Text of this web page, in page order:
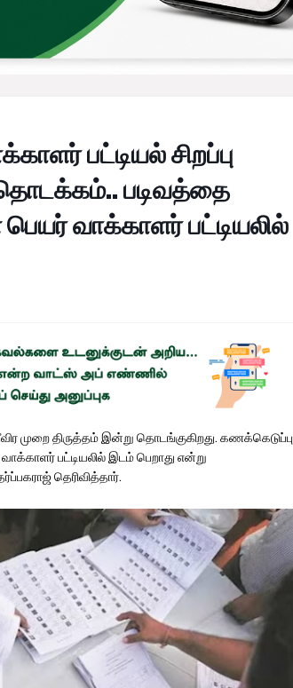
பட்டியல் சிறப்பு
படிவத்தை
வாக்காளர் பட்டியலில்
முறை திருத்தம் இன்று தொடங்குகிறது. கணக்கெடுப்பு
பட்டியலில் இடம் பெறாது என்று
தெரிவித்தார்.